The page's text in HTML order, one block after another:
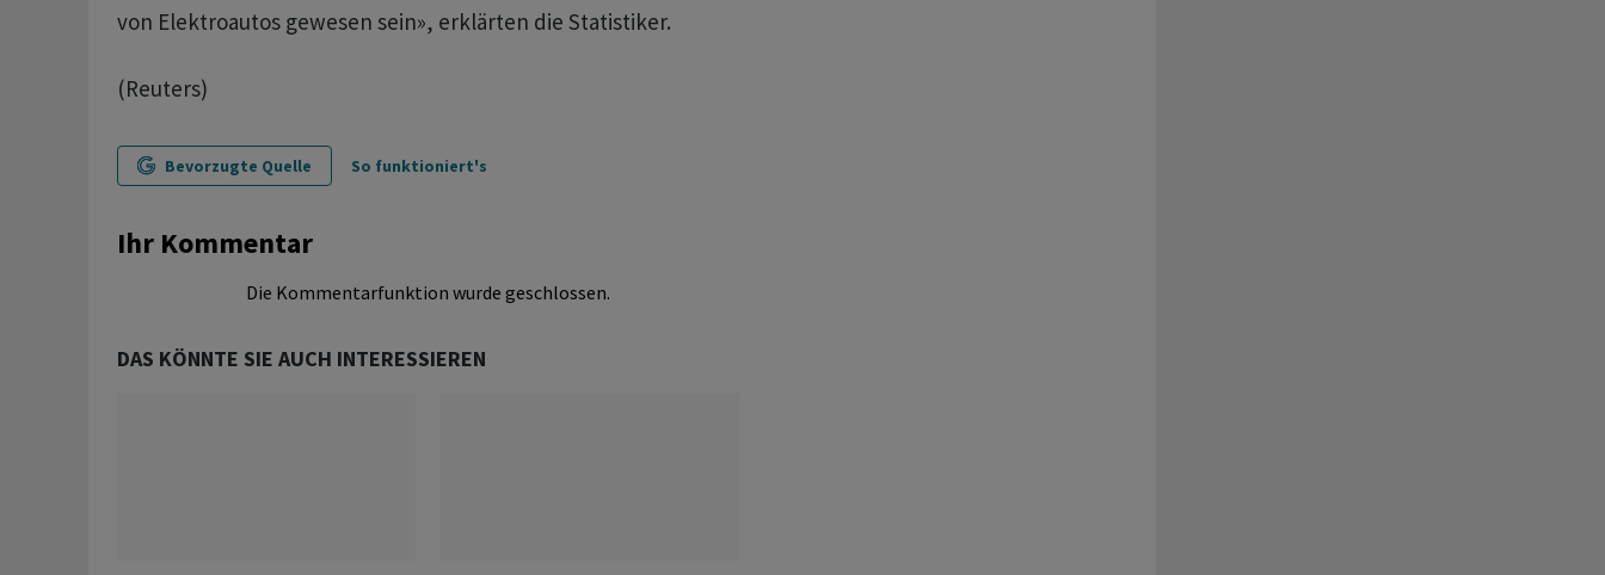
von Elektroautos gewesen sein», erklärten die Statistiker.
(Reuters)
Bevorzugte Quelle So funktioniert's
Ihr Kommentar
Die Kommentarfunktion wurde geschlossen.
DAS KÖNNTE SIE AUCH INTERESSIEREN